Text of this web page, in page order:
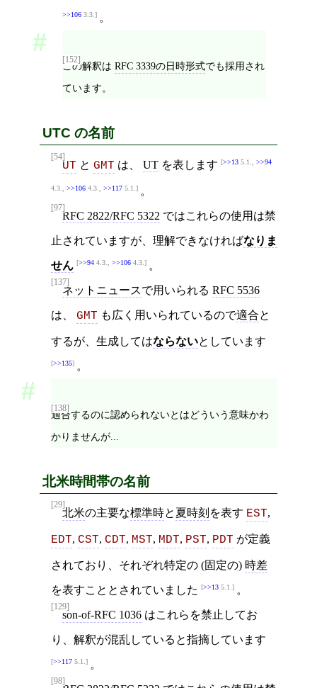
>>106 3.3. 。
[152]
この解釈は RFC 3339の日時形式でも採用され
ています。
UTC の名前
[54]
UT と GMT は、 UT を表します >>13 5.1., >>94
4.3., >>106 4.3., >>117 5.1. 。
[97]
RFC 2822/RFC 5322 ではこれらの使用は禁
止されていますが、理解できなければなりま
せん >>94 4.3., >>106 4.3. 。
[137]
ネットニュースで用いられる RFC 5536
は、 GMT も広く用いられているので適合と
するが、生成してはならないとしています
>>135 。
[138]
適合するのに認められないとはどういう意味かわ
かりませんが...
北米時間帯の名前
[29]
北米の主要な標準時と 夏時刻 を表す EST,
EDT, CST, CDT, MST, MDT, PST, PDT が定義
されており、それぞれ特定の (固定の) 時差
を表すこととされていました >>13 5.1. 。
[129]
son-of-RFC 1036 はこれらを禁止してお
り、解釈が混乱していると指摘しています
>>117 5.1. 。
[98]